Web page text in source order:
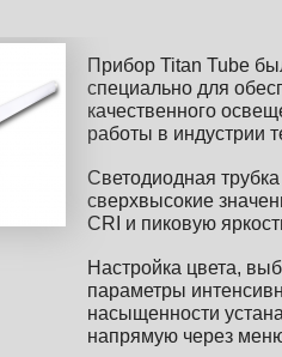
Прибор Titan Tube
специально для
качественного
работы в индустрии
Светодиодная
сверхвысокие
CRI и пиковую
Настройка цвета,
параметры
насыщенности
напрямую через